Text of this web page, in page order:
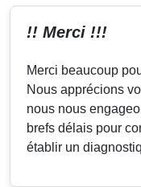
!! Merci !!!
Merci beaucoup
Nous apprécions
nous nous
brefs délais pour
établir un